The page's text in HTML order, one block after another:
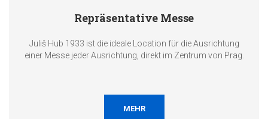
Repräsentative Messe
Juliš Hub 1933 ist die ideale Location für die Ausrichtung
einer Messe jeder Ausrichtung, direkt im Zentrum von Prag.
MEHR